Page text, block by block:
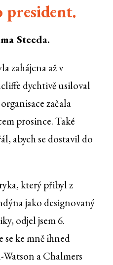
president.
Steeda.
zahájena až v
dychtivě usiloval
začala
prosince. Také
abych se dostavil do
který přibyl z
jako designovaný
odjel jsem 6.
se ke mně ihned
a Chalmers